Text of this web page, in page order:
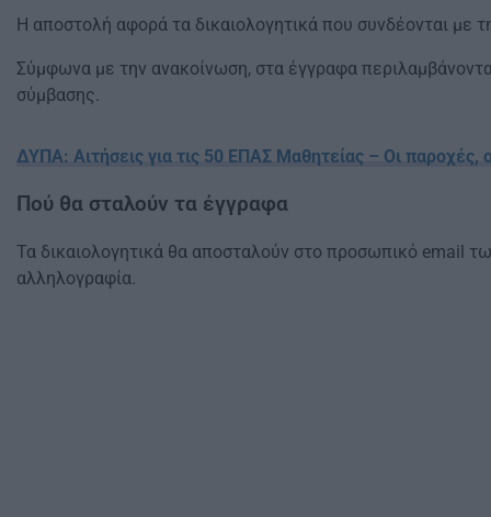
Η αποστολή αφορά τα δικαιολογητικά που συνδέονται
Σύμφωνα με την ανακοίνωση, στα έγγραφα
σύμβασης.
ΔΥΠΑ: Αιτήσεις για τις 50 ΕΠΑΣ Μαθητείας – Οι παροχές,
Πού θα σταλούν τα έγγραφα
Τα δικαιολογητικά θα αποσταλούν στο προσωπικό email
αλληλογραφία.